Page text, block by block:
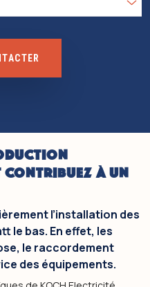
CONTRIBUEZ À UN
l’installation des
le bas. En effet, les
le raccordement
des équipements.